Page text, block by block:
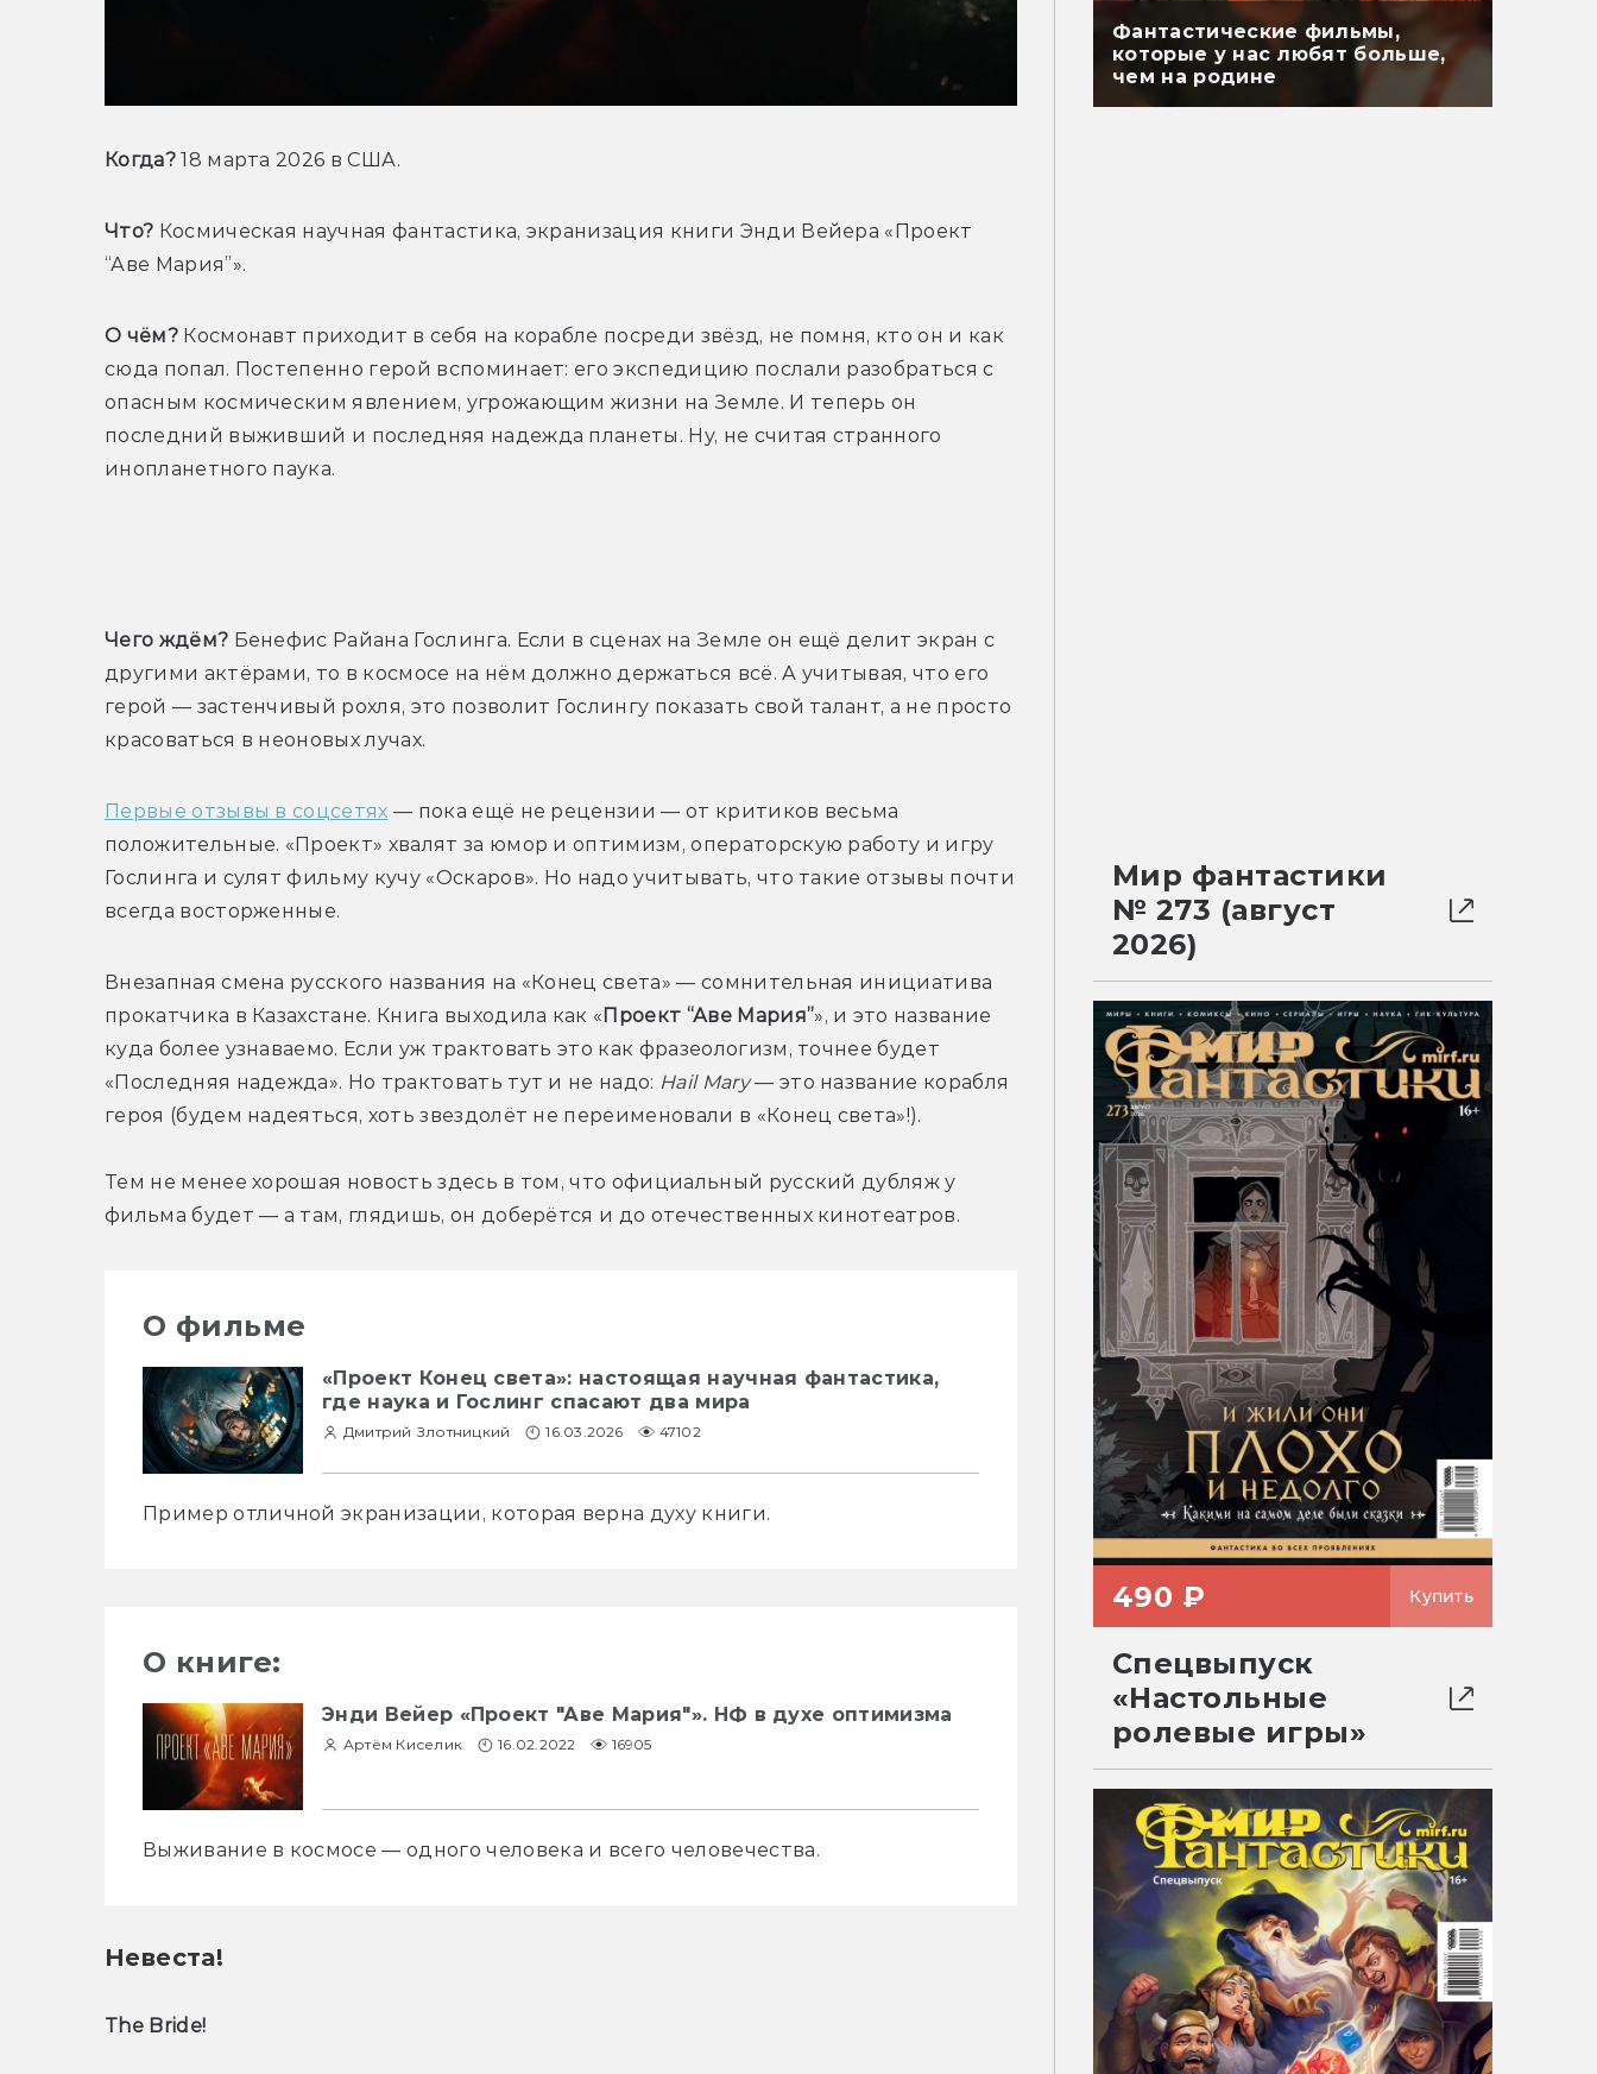
Когда? 18 марта 2026 в США.
Что? Космическая научная фантастика, экранизация книги Энди Вейера «Проект
“Аве Мария”».
О чём? Космонавт приходит в себя на корабле посреди звёзд, не помня, кто он и как
сюда попал. Постепенно герой вспоминает: его экспедицию послали разобраться с
опасным космическим явлением, угрожающим жизни на Земле. И теперь он
последний выживший и последняя надежда планеты. Ну, не считая странного
инопланетного паука.
Чего ждём? Бенефис Райана Гослинга. Если в сценах на Земле он ещё делит экран с
другими актёрами, то в космосе на нём должно держаться всё. А учитывая, что его
герой — застенчивый рохля, это позволит Гослингу показать свой талант, а не просто
красоваться в неоновых лучах.
Первые отзывы в соцсетях — пока ещё не рецензии — от критиков весьма
положительные. «Проект» хвалят за юмор и оптимизм, операторскую работу и игру
Гослинга и сулят фильму кучу «Оскаров». Но надо учитывать, что такие отзывы почти
всегда восторженные.
Внезапная смена русского названия на «Конец света» — сомнительная инициатива
прокатчика в Казахстане. Книга выходила как «Проект “Аве Мария”», и это название
куда более узнаваемо. Если уж трактовать это как фразеологизм, точнее будет
«Последняя надежда». Но трактовать тут и не надо: Hail Mary — это название корабля
героя (будем надеяться, хоть звездолёт не переименовали в «Конец света»!).
Тем не менее хорошая новость здесь в том, что официальный русский дубляж у
фильма будет — а там, глядишь, он доберётся и до отечественных кинотеатров.
О фильме
«Проект Конец света»: настоящая научная фантастика,
где наука и Гослинг спасают два мира
Дмитрий Злотницкий 16.03.2026 47102
Пример отличной экранизации, которая верна духу книги.
О книге:
Энди Вейер «Проект "Аве Мария"». НФ в духе оптимизма
Артём Киселик 16.02.2022 16905
Выживание в космосе — одного человека и всего человечества.
Невеста!
The Bride!
Фантастические фильмы,
которые у нас любят больше,
чем на родине
Мир фантастики
№ 273 (август
2026)
490 ₽ Купить
Спецвыпуск
«Настольные
ролевые игры»